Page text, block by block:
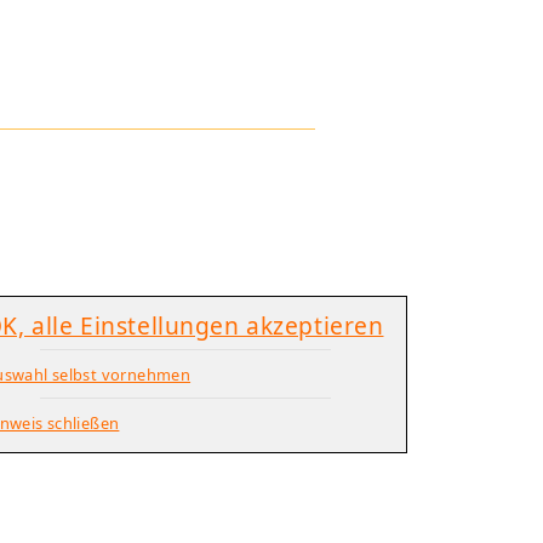
alle Einstellungen akzeptieren
selbst vornehmen
schließen